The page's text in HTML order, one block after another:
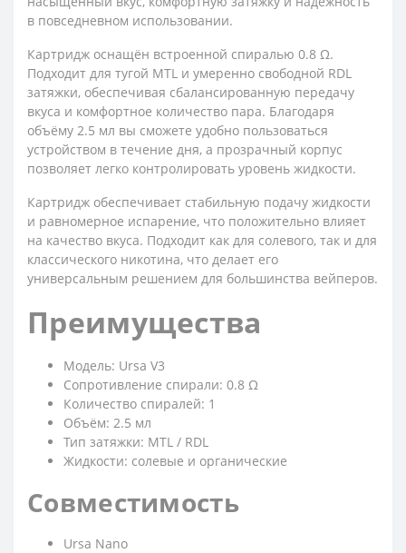
в повседневном использовании.
Картридж оснащён встроенной спиралью 0.8 Ω.
Подходит для тугой MTL и умеренно свободной RDL
затяжки, обеспечивая сбалансированную передачу
вкуса и комфортное количество пара. Благодаря
объёму 2.5 мл вы сможете удобно пользоваться
устройством в течение дня, а прозрачный корпус
позволяет легко контролировать уровень жидкости.
Картридж обеспечивает стабильную подачу жидкости
и равномерное испарение, что положительно влияет
на качество вкуса. Подходит как для солевого, так и для
классического никотина, что делает его
универсальным решением для большинства вейперов.
Преимущества
Модель: Ursa V3
Сопротивление спирали: 0.8 Ω
Количество спиралей: 1
Объём: 2.5 мл
Тип затяжки: MTL / RDL
Жидкости: солевые и органические
Совместимость
Ursa Nano